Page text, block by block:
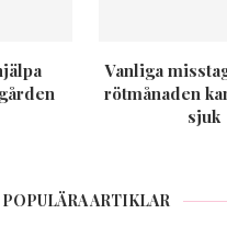
Vanliga
rötmånaden
sjuk
POPULÄRA ARTIKLAR